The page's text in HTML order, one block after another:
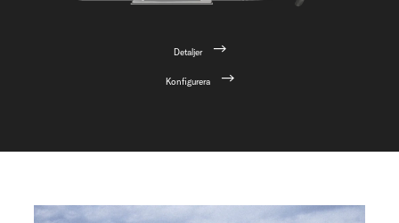
Detaljer
Konfigurera